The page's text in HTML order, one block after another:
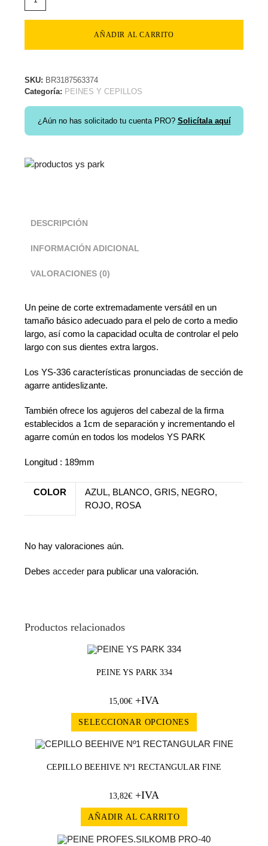
AÑADIR AL CARRITO
SKU: BR3187563374
Categoría: PEINES Y CEPILLOS
¿Aún no has solicitado tu cuenta PRO? Solicítala aquí
DESCRIPCIÓN
INFORMACIÓN ADICIONAL
VALORACIONES (0)
Un peine de corte extremadamente versátil en un
tamaño básico adecuado para el pelo de corto a medio
largo, así como la capacidad oculta de controlar el pelo
largo con sus dientes extra largos.
Los YS-336 características pronunciadas de sección de
agarre antideslizante.
También ofrece los agujeros del cabezal de la firma
establecidos a 1cm de separación y incrementando el
agarre común en todos los modelos YS PARK
Longitud : 189mm
COLOR
AZUL, BLANCO, GRIS, NEGRO,
ROJO, ROSA
No hay valoraciones aún.
Debesacceder para publicar una valoración.
Productos relacionados
PEINE YS PARK 334
15,00€ +IVA
SELECCIONAR OPCIONES
CEPILLO BEEHIVE Nº1 RECTANGULAR FINE
13,82€ +IVA
AÑADIR AL CARRITO